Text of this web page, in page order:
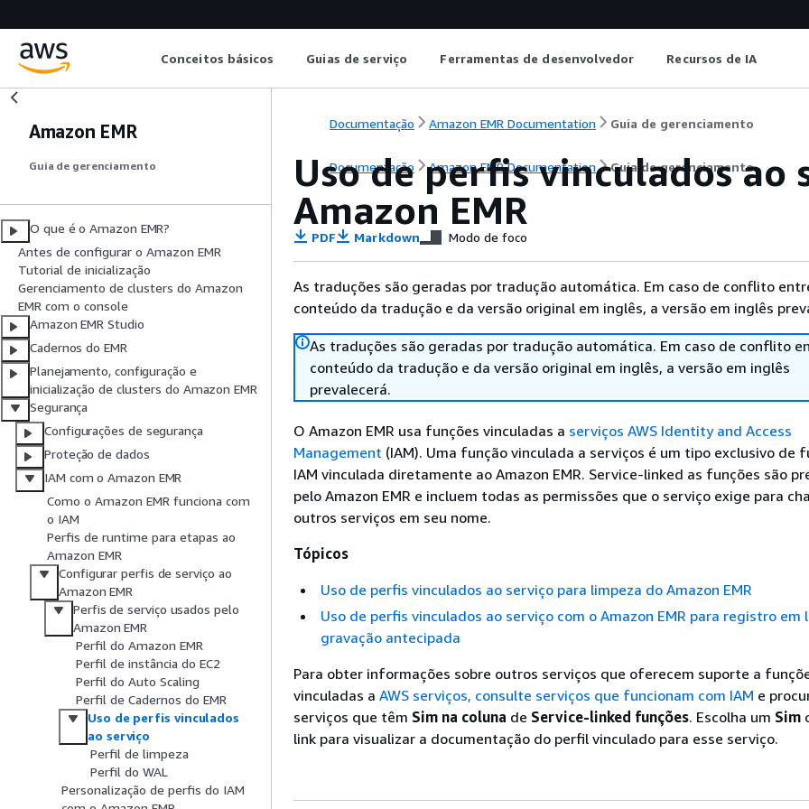
Conceitos básicos Guias de serviço Ferramentas de desenvolvedor Recursos de IA
Amazon EMR
Guia de gerenciamento
O que é o Amazon EMR?
Antes de configurar o Amazon EMR
Tutorial de inicialização
Gerenciamento de clusters do Amazon
EMR com o console
Amazon EMR Studio
Cadernos do EMR
Planejamento, configuração e
inicialização de clusters do Amazon EMR
Segurança
Configurações de segurança
Proteção de dados
IAM com o Amazon EMR
Como o Amazon EMR funciona com
o IAM
Perfis de runtime para etapas ao
Amazon EMR
Configurar perfis de serviço ao
Amazon EMR
Perfis de serviço usados pelo
Amazon EMR
Perfil do Amazon EMR
Perfil de instância do EC2
Perfil do Auto Scaling
Perfil de Cadernos do EMR
Uso de perfis vinculados
ao serviço
Perfil de limpeza
Perfil do WAL
Personalização de perfis do IAM
Documentação Amazon EMR Documentation Guia de gerenciamento
Documentação Amazon EMR Documentation Guia de gerenciamento
Uso de perfis vinculados ao
Amazon EMR
PDF Markdown Modo de foco
As traduções são geradas por tradução automática. Em caso de conflito
conteúdo da tradução e da versão original em inglês, a versão em inglês
As traduções são geradas por tradução automática. Em caso de conflito
conteúdo da tradução e da versão original em inglês, a versão em inglês
prevalecerá.
O Amazon EMR usa funções vinculadas a serviços AWS Identity and Access
Management (IAM). Uma função vinculada a serviços é um tipo exclusivo de
IAM vinculada diretamente ao Amazon EMR. Service-linked as funções são
pelo Amazon EMR e incluem todas as permissões que o serviço exige para
outros serviços em seu nome.
Tópicos
Uso de perfis vinculados ao serviço para limpeza do Amazon EMR
Uso de perfis vinculados ao serviço com o Amazon EMR para registro em
gravação antecipada
Para obter informações sobre outros serviços que oferecem suporte a
vinculadas a AWS serviços, consulte serviços que funcionam com IAM e
serviços que têm Sim na coluna de Service-linked funções. Escolha um Sim
link para visualizar a documentação do perfil vinculado para esse serviço.